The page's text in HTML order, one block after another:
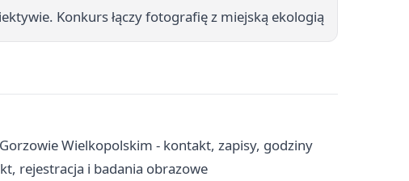
Konkurs łączy fotografię z miejską ekologią
Wielkopolskim - kontakt, zapisy, godziny
rejestracja i badania obrazowe